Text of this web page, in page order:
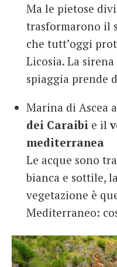
Ma le pietose
trasformarono il
che tutt’oggi
Licosia. La
spiaggia prende
Marina di Ascea
dei Caraibi e il
mediterranea
Le acque sono
bianca e sottile,
vegetazione è
Mediterraneo: